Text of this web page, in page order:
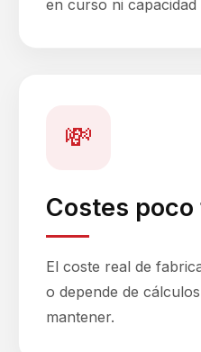
en curso ni capacidad
💸
Costes
El coste real de
o depende de
mantener.